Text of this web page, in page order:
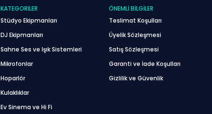
KATEGORILER
Stüdyo Ekipmanları
DJ Ekipmanları
Sahne Ses ve Işık Sistemleri
Mikrofonlar
Hoparlör
Kulaklıklar
Ev Sinema ve Hi Fi
ÖNEMLI BILGILER
Teslimat Koşulları
Üyelik Sözleşmesi
Satış Sözleşmesi
Garanti ve İade Koşulları
Gizlilik ve Güvenlik